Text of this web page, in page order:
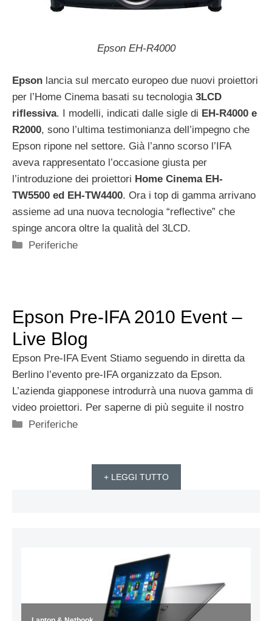
Epson EH-R4000
Epson lancia sul mercato europeo due nuovi proiettori
per l’Home Cinema basati su tecnologia 3LCD
riflessiva. I modelli, indicati dalle sigle di EH-R4000 e
R2000, sono l’ultima testimonianza dell’impegno che
Epson ripone nel settore. Già l’anno scorso l’IFA
aveva rappresentato l’occasione giusta per
l’introduzione dei proiettori Home Cinema EH-
TW5500 ed EH-TW4400. Ora i top di gamma arrivano
assieme ad una nuova tecnologia “reflective” che
spinge ancora oltre la qualità del 3LCD.
Categorie
Periferiche
Epson Pre-IFA 2010 Event –
Live Blog
Epson Pre-IFA Event Stiamo seguendo in diretta da
Berlino l’evento pre-IFA organizzato da Epson.
L’azienda giapponese introdurrà una nuova gamma di
video proiettori. Per saperne di più seguite il nostro
Categorie
Periferiche
+ LEGGI TUTTO